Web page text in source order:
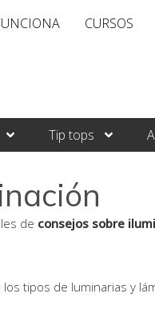
CURSOS
Tip tops
de consejos sobre
tipos de luminarias y